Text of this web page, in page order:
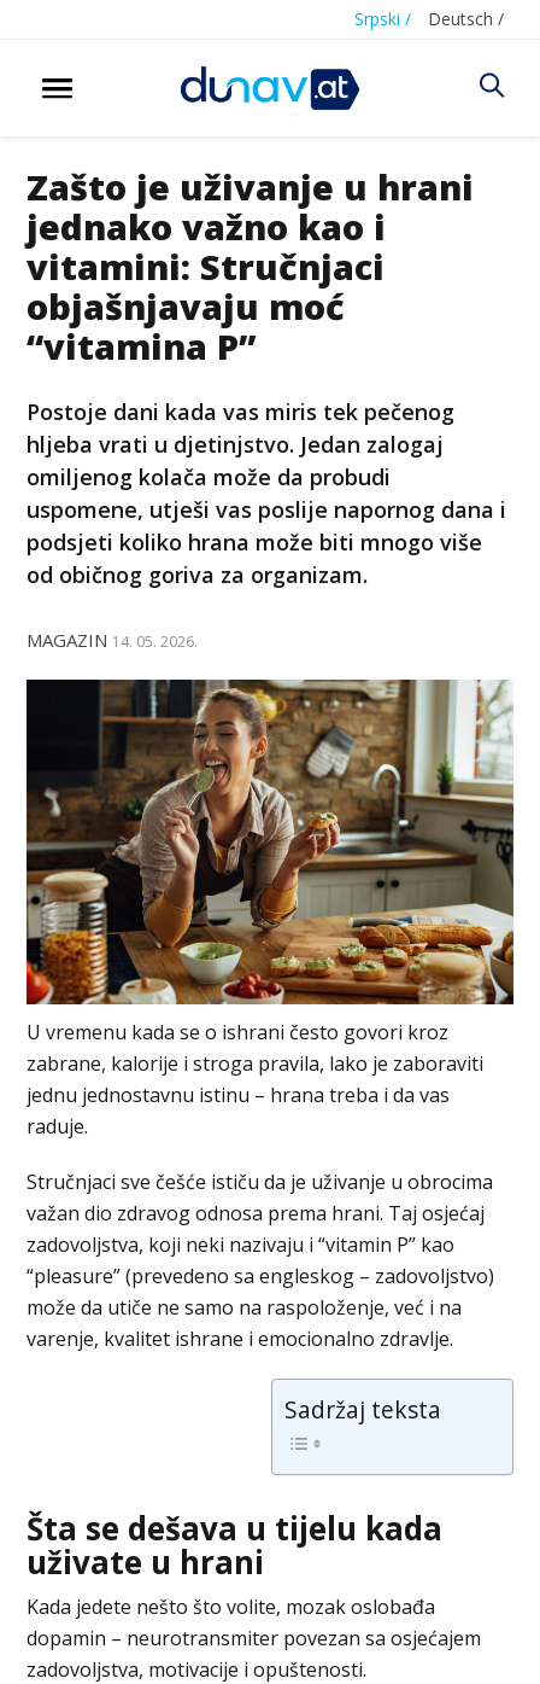
Srpski / Deutsch /
Zašto je uživanje u hrani
jednako važno kao i
vitamini: Stručnjaci
objašnjavaju moć
“vitamina P”
Postoje dani kada vas miris tek pečenog
hljeba vrati u djetinjstvo. Jedan zalogaj
omiljenog kolača može da probudi
uspomene, utješi vas poslije napornog dana i
podsjeti koliko hrana može biti mnogo više
od običnog goriva za organizam.
MAGAZIN 14. 05. 2026.
U vremenu kada se o ishrani često govori kroz
zabrane, kalorije i stroga pravila, lako je zaboraviti
jednu jednostavnu istinu – hrana treba i da vas
raduje.
Stručnjaci sve češće ističu da je uživanje u obrocima
važan dio zdravog odnosa prema hrani. Taj osjećaj
zadovoljstva, koji neki nazivaju i “vitamin P” kao
“pleasure” (prevedeno sa engleskog – zadovoljstvo)
može da utiče ne samo na raspoloženje, već i na
varenje, kvalitet ishrane i emocionalno zdravlje.
Sadržaj teksta
Šta se dešava u tijelu kada
uživate u hrani
Kada jedete nešto što volite, mozak oslobađa
dopamin – neurotransmiter povezan sa osjećajem
zadovoljstva, motivacije i opuštenosti.